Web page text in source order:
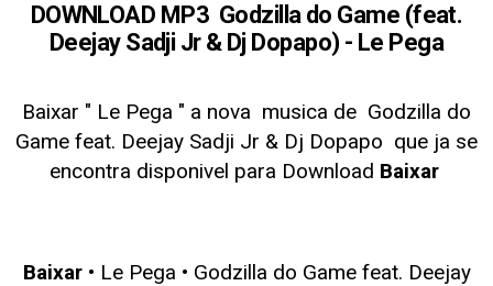
DOWNLOAD MP3 Godzilla do Game (feat.
Deejay Sadji Jr & Dj Dopapo) - Le Pega
Baixar " Le Pega " a nova musica de Godzilla do
Game feat. Deejay Sadji Jr & Dj Dopapo que ja se
encontra disponivel para Download Baixar
Baixar• Le Pega • Godzilla do Game feat. Deejay